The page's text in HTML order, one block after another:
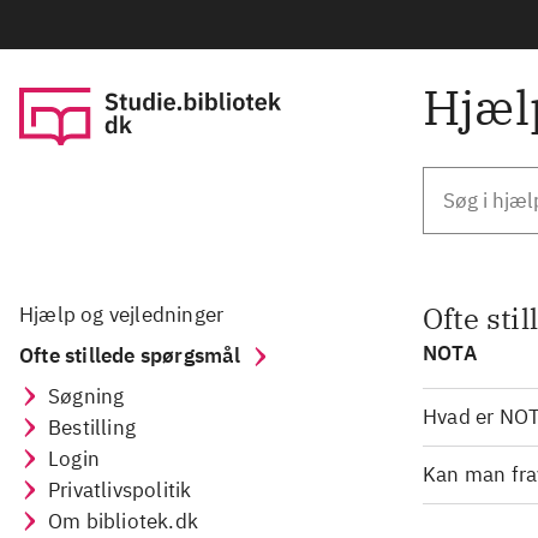
Hjælp og vejledninger
Ofte stillede spørgsmål
Søgning
Bestilling
Login
Privatlivspolitik
Om bibliotek.dk
Ofte
NOTA
Hvad er
Kan man